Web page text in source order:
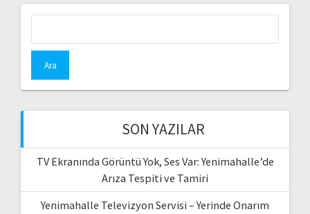
SON YAZILAR
TV Ekranında Görüntü Yok, Ses Var: Yenimahalle’de
Arıza Tespiti ve Tamiri
Yenimahalle Televizyon Servisi – Yerinde Onarım